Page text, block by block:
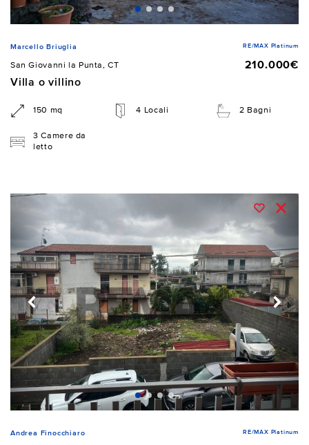
Marcello Briuglia RE/MAX Platinum
San Giovanni la Punta, CT
210.000€
Villa o villino
150 mq 4 Locali 2 Bagni
3 Camere da
letto
Andrea Finocchiaro RE/MAX Platinum